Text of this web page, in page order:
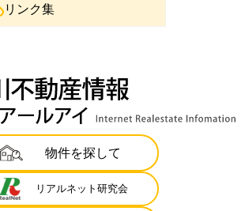
リンク集
物件を探して
リアルネット研究会